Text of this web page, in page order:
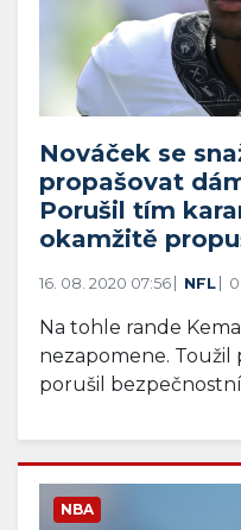
Nováček se
propašovat
Porušil tím
okamžitě
16. 08. 2020 07:56 NFL 0
Na tohle rande
nezapomene. Toužil
porušil
NBA